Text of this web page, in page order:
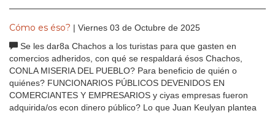
Cómo es éso? | Viernes 03 de Octubre de 2025
Se les dar8a Chachos a los turistas para que gasten en
comercios adheridos, con qué se respaldará ésos Chachos,
CONLA MISERIA DEL PUEBLO? Para beneficio de quién o
quiénes? FUNCIONARIOS PÚBLICOS DEVENIDOS EN
COMERCIANTES Y EMPRESARIOS y ciyas empresas fueron
adquirida/os econ dinero público? Lo que Juan Keulyan plantea